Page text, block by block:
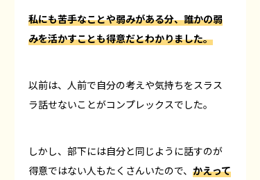
私にも苦手なことや弱みがある分、誰かの弱
みを活かすことも得意だとわかりました。
以前は、人前で自分の考えや気持ちをスラス
ラ話せないことがコンプレックスでした。
しかし、部下には自分と同じように話すのが
得意ではない人もたくさんいたので、 かえって